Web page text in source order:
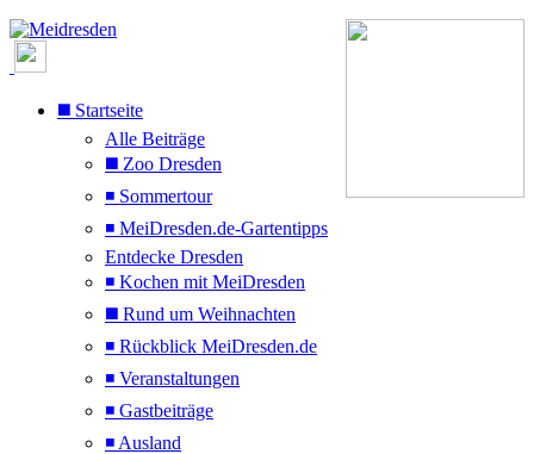
◼️ Startseite
Alle Beiträge
◼️ Zoo Dresden
◾ Sommertour
◾ MeiDresden.de-Gartentipps
Entdecke Dresden
◾ Kochen mit MeiDresden
◼️ Rund um Weihnachten
◾ Rückblick MeiDresden.de
◾ Veranstaltungen
◾ Gastbeiträge
◾ Ausland